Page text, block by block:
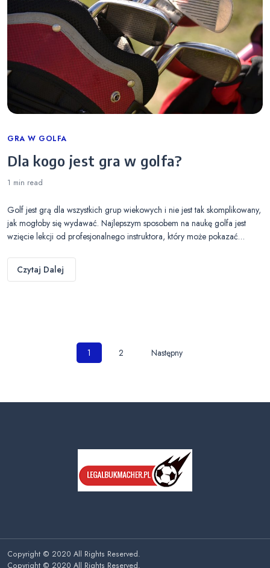
Categories
GRA W GOLFA
Dla kogo jest gra w golfa?
1 min read
Golf jest grą dla wszystkich grup wiekowych i nie jest tak skomplikowany,
jak mogłoby się wydawać. Najlepszym sposobem na naukę golfa jest
wzięcie lekcji od profesjonalnego instruktora, który może pokazać…
Czytaj Dalej
Nawigacja
1 2 Następny
Copyright © 2020 All Rights Reserved.
Copyright © 2020 All Rights Reserved.